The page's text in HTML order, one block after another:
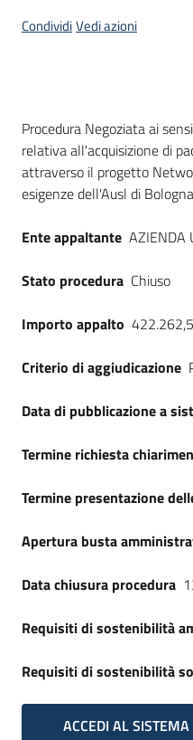
CondividiVedi azioni
Dati del bando
Procedura Negoziata ai
relativa all'acquisizione di
attraverso il progetto
esigenze dell'Ausl di
Ente appaltante AZIENDA
Stato procedura Chiuso
Importo appalto
Criterio di aggiudicazione
Data di pubblicazione a
Termine richiesta
Termine presentazione
Apertura busta
Data chiusura procedura
Requisiti di sostenibilità
Requisiti di sostenibilità
ACCEDI AL